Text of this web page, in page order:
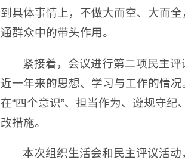
到具体事情上，不做大而空、大而
通群众中的带头作用。
紧接着，会议进行第二项民主
近一年来的思想、学习与工作的情
在“四个意识”、担当作为、遵规守
改措施。
本次组织生活会和民主评议活